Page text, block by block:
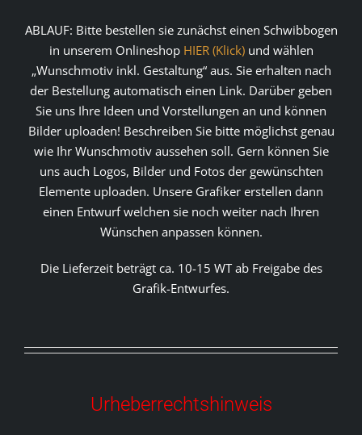
ABLAUF: Bitte bestellen sie zunächst einen Schwibbogen
in unserem Onlineshop HIER (Klick)und wählen
„Wunschmotiv inkl. Gestaltung“ aus. Sie erhalten nach
der Bestellung automatisch einen Link. Darüber geben
Sie uns Ihre Ideen und Vorstellungen an und können
Bilder uploaden! Beschreiben Sie bitte möglichst genau
wie Ihr Wunschmotiv aussehen soll. Gern können Sie
uns auch Logos, Bilder und Fotos der gewünschten
Elemente uploaden. Unsere Grafiker erstellen dann
einen Entwurf welchen sie noch weiter nach Ihren
Wünschen anpassen können.
Die Lieferzeit beträgt ca. 10-15 WT ab Freigabe des
Grafik-Entwurfes.
Urheberrechtshinweis